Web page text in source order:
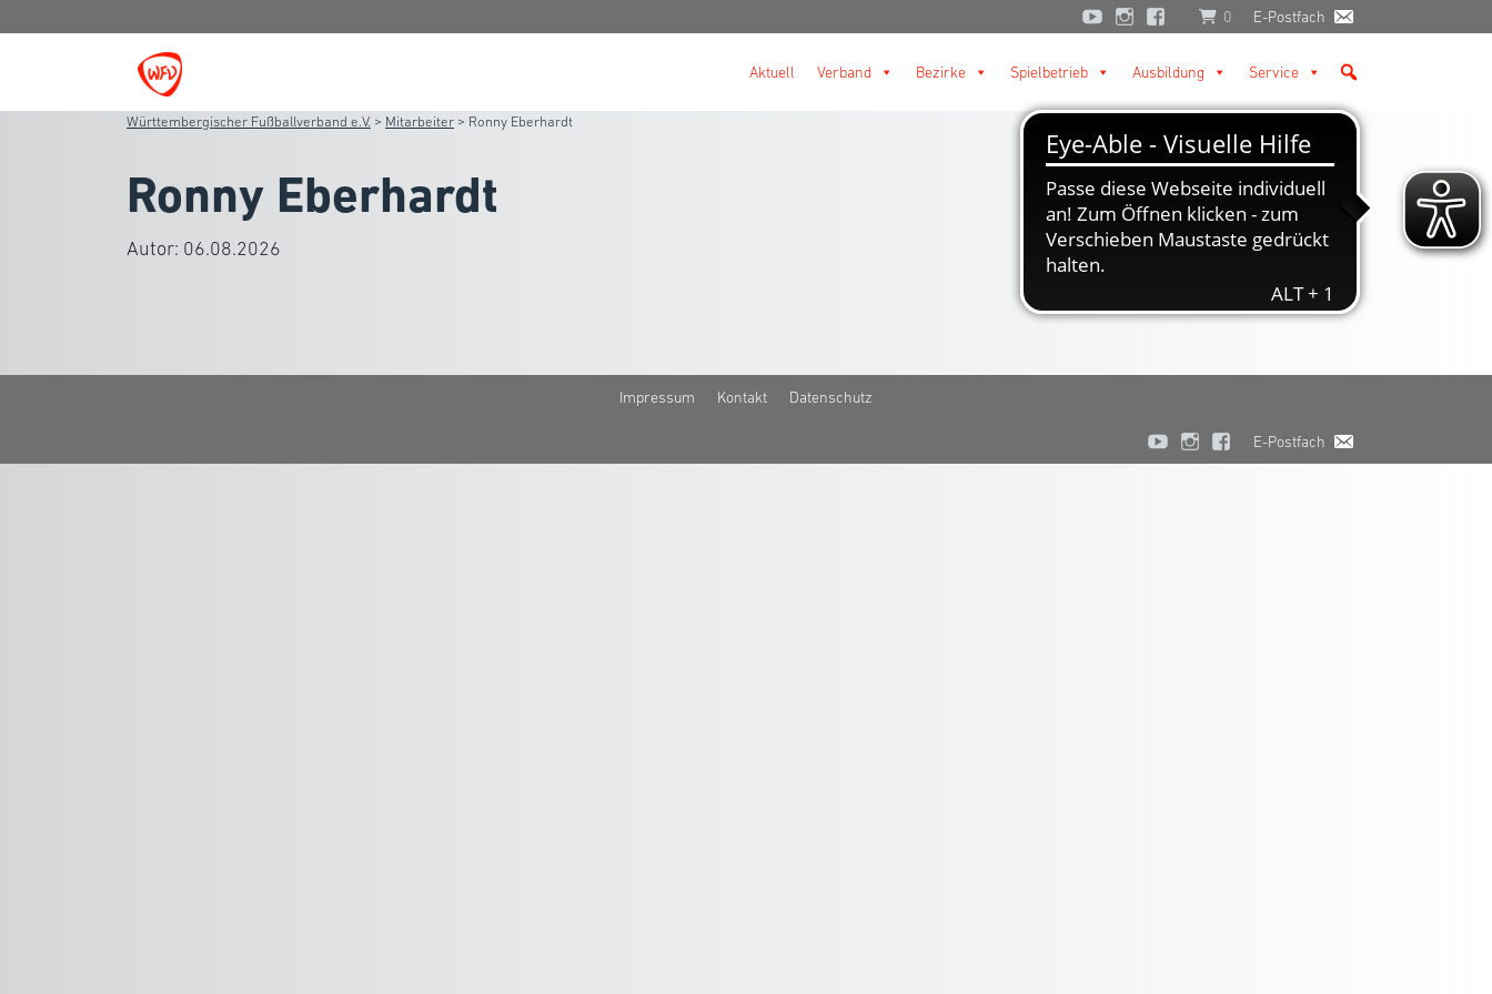
0 E-Postfach
Aktuell Verband Bezirke Spielbetrieb Ausbildung Service
Württembergischer Fußballverband e.V. > Mitarbeiter > Ronny Eberhardt
Ronny Eberhardt
Autor: 06.08.2026
Impressum Kontakt Datenschutz
E-Postfach